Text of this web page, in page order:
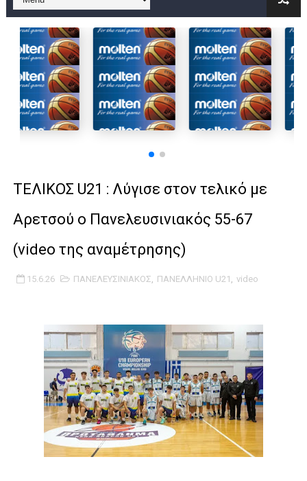
B ΕΦΗΒΩΝ F4 : Χάλκινο το Πέρα 71-56 την Δραπετσώνα στον
Στην National League 2 ο Μανδραϊκός 83-72 τον Εθνικό
Live streaming ΜΠΑΡΑΖ ΑΝΟΔΟΥ ΣΤΗΝ NL 2 : ΑΥΡΙΟ
Β΄ ΕΦΗΒΩΝ F4 : Εντυπωσιακός ο Ρέντης στον τελικό 104-77
ΧΡΟΝΙΑ ΠΟΛΛΑ ΣΤΟ ΕΛΛΗΝΙΚΟ ΜΠΑΣΚΕΤ : 39Η ΕΠΕΤΕΙΟΣ ΑΠΟ
Ο δρόμος για τον 29ο τελικό κυπέλλου ανδρών ΕΣΚΑΝΑ
U21: Τεράστια πρόκριση για τον Πανελευσινιακό στον
Γ΄ανδρών play offs : "Σκληρό" καρύδι η Φιλία Περάματος
Play off B εφήβων Β φάση Στο f4 ΑΕ Ρέντη, Πέρα , Ερμής
ΤΕΛΙΚΟΣ U21 : Λύγισε στον τελικό με
Αρετσού ο Πανελευσινιακός 55-67
(video της αναμέτρησης)
15.6.26 ΠΑΝΕΛΕΥΣΙΝΙΑΚΟΣ, ΠΑΝΕΛΛΗΝΙΟ U21 , video